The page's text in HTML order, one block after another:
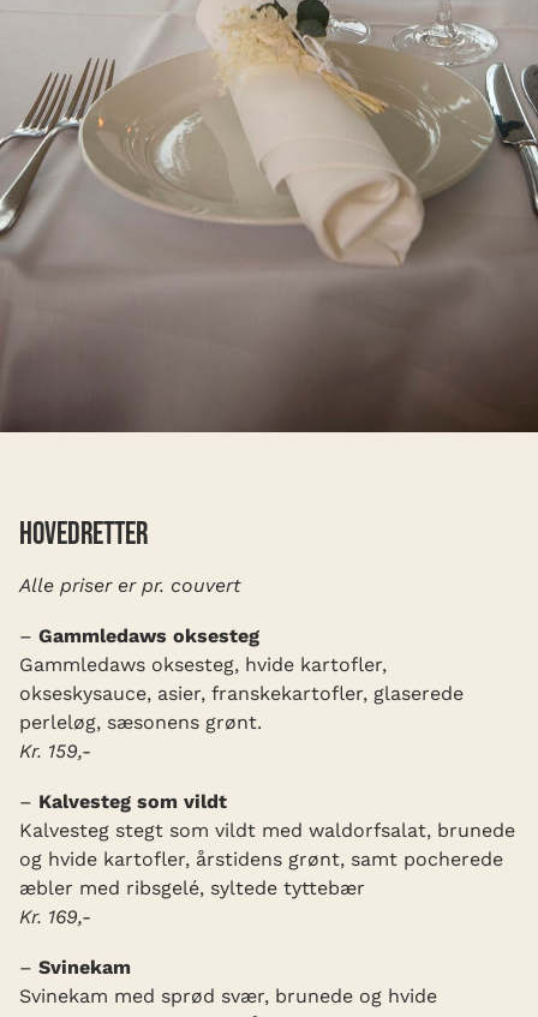
Hovedretter
Alle priser er pr. couvert
– Gammledaws oksesteg
Gammledaws oksesteg, hvide kartofler,
okseskysauce, asier, franskekartofler, glaserede
perleløg, sæsonens grønt.
Kr. 159,-
– Kalvesteg som vildt
Kalvesteg stegt som vildt med waldorfsalat, brunede
og hvide kartofler, årstidens grønt, samt pocherede
æbler med ribsgelé, syltede tyttebær
Kr. 169,-
– Svinekam
Svinekam med sprød svær, brunede og hvide